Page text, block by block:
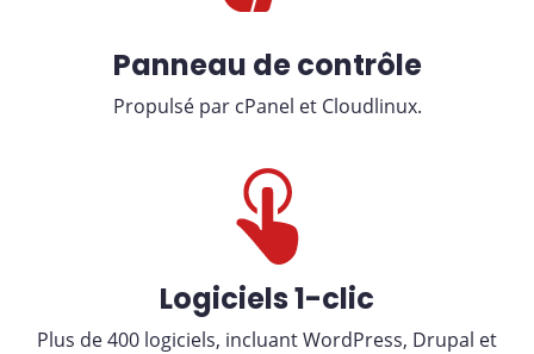
Panneau de contrôle
Propulsé par cPanel et Cloudlinux.
Logiciels 1-clic
Plus de 400 logiciels, incluant WordPress, Drupal et